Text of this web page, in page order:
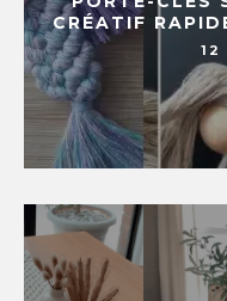
CRÉATIF
12